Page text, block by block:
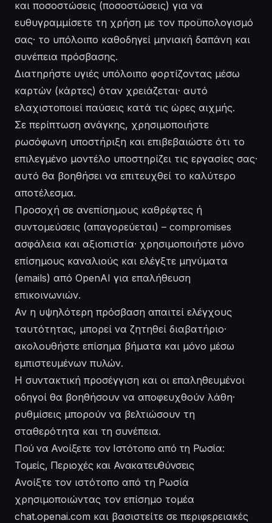
και ποσοστώσεις (ποσοστώσεις) για να
ευθυγραμμίσετε τη χρήση με τον προϋπολογισμό
σας· το υπόλοιπο καθοδηγεί μηνιακή δαπάνη και
συνέπεια πρόσβασης.
Διατηρήστε υγιές υπόλοιπο φορτίζοντας μέσω
καρτών (κάρτες) όταν χρειάζεται· αυτό
ελαχιστοποιεί παύσεις κατά τις ώρες αιχμής.
Σε περίπτωση ανάγκης, χρησιμοποιήστε
ρωσόφωνη υποστήριξη και επιβεβαιώστε ότι το
επιλεγμένο μοντέλο υποστηρίζει τις εργασίες σας·
αυτό θα βοηθήσει να επιτευχθεί το καλύτερο
αποτέλεσμα.
Προσοχή σε ανεπίσημους καθρέφτες ή
συντομεύσεις (απαγορεύεται) – compromises
ασφάλεια και αξιοπιστία· χρησιμοποιήστε μόνο
επίσημους καναλιούς και ελέγξτε μηνύματα
(emails) από OpenAI για επαλήθευση
επικοινωνιών.
Αν η υψηλότερη πρόσβαση απαιτεί ελέγχους
ταυτότητας, μπορεί να ζητηθεί διαβατήριο·
ακολουθήστε επίσημα βήματα και μόνο μέσω
εμπιστευμένων πυλών.
Η συντακτική προσέγγιση και οι επαληθευμένοι
οδηγοί θα βοηθήσουν να αποφευχθούν λάθη·
ρυθμίσεις μπορούν να βελτιώσουν τη
σταθερότητα και τη συνέπεια.
Πού να Ανοίξετε τον Ιστότοπο από τη Ρωσία:
Τομείς, Περιοχές και Ανακατευθύνσεις
Ανοίξτε τον ιστότοπο από τη Ρωσία
χρησιμοποιώντας τον επίσημο τομέα
chat.openai.com και βασιστείτε σε περιφερειακές